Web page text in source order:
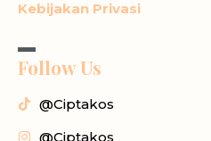
Kebijakan Privasi
Follow Us
@Ciptakos
@Ciptakos